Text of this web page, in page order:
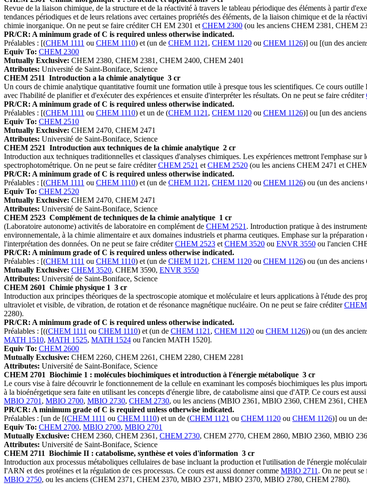
Revue de la liaison chimique, de la structure et de la réactivité à travers le tableau périodique des éléments à partir
tendances périodiques et de leurs relations avec certaines propriétés des éléments, de la liaison chimique et de la
chimie inorganique. On ne peut se faire créditer CH EM 2301 etCHEM 2300 (ou les anciens CHEM 2381, CHEM
PR/CR: A minimum grade of C is required unless otherwise indicated.
Préalables : [(CHEM 1111 ou CHEM 1110) et (un de CHEM 1121, CHEM 1120 ou CHEM 1126)] ou [(un des
Equiv To: CHEM 2300
Mutually Exclusive: CHEM 2380, CHEM 2381, CHEM 2400, CHEM 2401
Attributes: Université de Saint-Boniface, Science
CHEM 2511 Introduction a la chimie analytique 3 cr
Un cours de chimie analytique quantitative fournit une formation utile à presque tous les scientifiques. Ce cours outille
avec l'habilité de planifier et d'exécuter des expériences et ensuite d'interpréter les résultats. On ne peut se faire créditer
PR/CR: A minimum grade of C is required unless otherwise indicated.
Préalables : [(CHEM 1111 ou CHEM 1110) et un de (CHEM 1121, CHEM 1120 ou CHEM 1126)] ou [un des
Equiv To: CHEM 2510
Mutually Exclusive: CHEM 2470, CHEM 2471
Attributes: Université de Saint-Boniface, Science
CHEM 2521 Introduction aux techniques de la chimie analytique 2 cr
Introduction aux techniques traditionnelles et classiques d'analyses chimiques. Les expériences mettront l'emphase
spectrophotométrique. On ne peut se faire créditerCHEM 2521 etCHEM 2520 (ou les anciens CHEM 2471 et
PR/CR: A minimum grade of C is required unless otherwise indicated.
Préalables : [(CHEM 1111 ou CHEM 1110) et (un de CHEM 1121, CHEM 1120 ou CHEM 1126) ou (un des
Equiv To: CHEM 2520
Mutually Exclusive: CHEM 2470, CHEM 2471
Attributes: Université de Saint-Boniface, Science
CHEM 2523 Complément de techniques de la chimie analytique 1 cr
(Laboratoire autonome) activités de laboratoire en complément de CHEM 2521. Introduction pratique à des
environnementale, à la chimie alimentaire et aux domaines industriels et pharma ceutiques. Emphase sur la
l'interprétation des données. On ne peut se faire créditerCHEM 2523 etCHEM 3520 ou ENVR 3550 ou l'ancien
PR/CR: A minimum grade of C is required unless otherwise indicated.
Préalables : [(CHEM 1111 ou CHEM 1110) et (un de CHEM 1121, CHEM 1120 ou CHEM 1126) ou (un des
Mutually Exclusive: CHEM 3520, CHEM 3590, ENVR 3550
Attributes: Université de Saint-Boniface, Science
CHEM 2601 Chimie physique 1 3 cr
Introduction aux principes théoriques de la spectroscopie atomique et moléculaire et leurs applications à l'étude des
ultraviolet et visible, de vibration, de rotation et de résonance magnétique nucléaire. On ne peut se faire créditer
2280).
PR/CR: A minimum grade of C is required unless otherwise indicated.
Préalables : [((CHEM 1111 ou CHEM 1110) et (un de CHEM 1121, CHEM 1120 ou CHEM 1126)) ou (un des
MATH 1510, MATH 1525, MATH 1524 ou l'ancien MATH 1520].
Equiv To: CHEM 2600
Mutually Exclusive: CHEM 2260, CHEM 2261, CHEM 2280, CHEM 2281
Attributes: Université de Saint-Boniface, Science
CHEM 2701 Biochimie 1 : molécules biochimiques et introduction à l'énergie métabolique 3 cr
Le cours vise à faire découvrir le fonctionnement de la cellule en examinant les composés biochimiques les plus
à la bioénérgetique sera faite en utilisant les concepts d'énergie libre, de catabolisme ainsi que d'ATP. Ce cours est
MBIO 2701, MBIO 2700, MBIO 2730, CHEM 2730, ou les anciens (MBIO 2361, MBIO 2360, CHEM 2361,
PR/CR: A minimum grade of C is required unless otherwise indicated.
Préalables : [un de [(CHEM 1111 ou CHEM 1110) et un de (CHEM 1121 ou CHEM 1120 ou CHEM 1126)] ou un
Equiv To: CHEM 2700, MBIO 2700, MBIO 2701
Mutually Exclusive: CHEM 2360, CHEM 2361, CHEM 2730, CHEM 2770, CHEM 2860, MBIO 2360, MBIO
Attributes: Université de Saint-Boniface, Science
CHEM 2711 Biochimie II : catabolisme, synthèse et voies d'information 3 cr
Introduction aux processus métaboliques cellulaires de base incluant la production et l'utilisation de l'énergie
I'ARN et des protéines et la régulation de ces processus. Ce cours est aussi donner comme MBIO 2711. On ne peut
MBIO 2750, ou les anciens (CHEM 2371, CHEM 2370, MBIO 2371, MBIO 2370, MBIO 2780, CHEM 2780).